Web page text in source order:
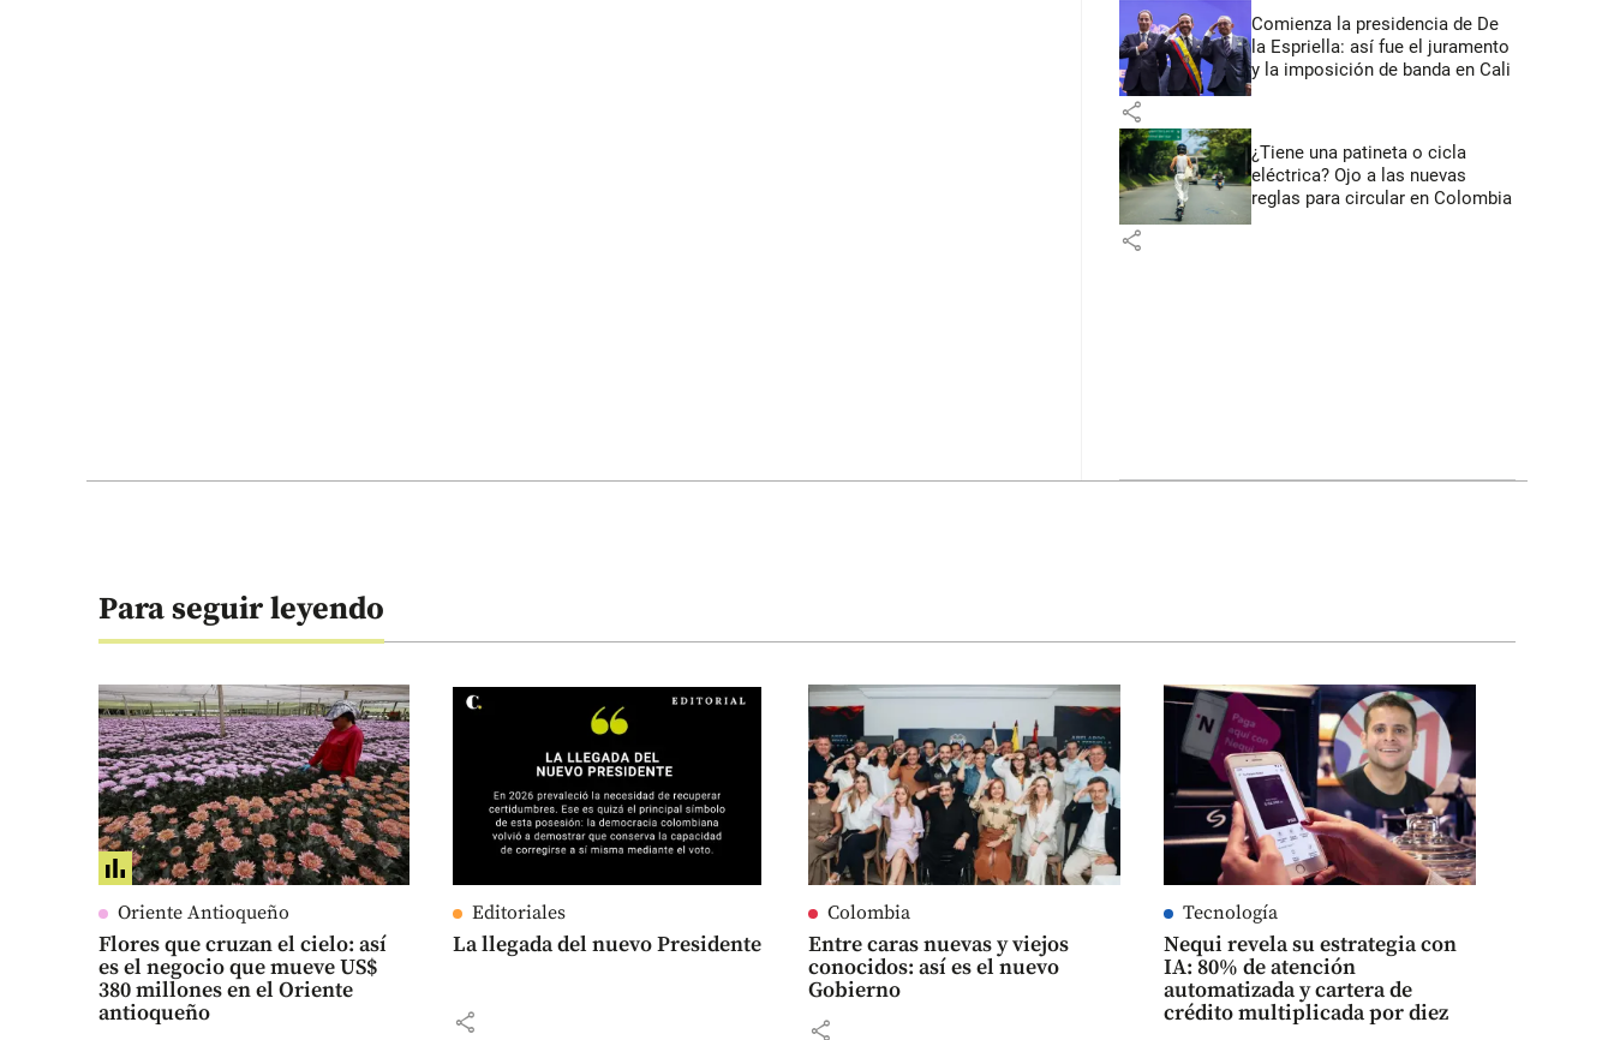
Comienza la presidencia de De
la Espriella: así fue el juramento
y la imposición de banda en Cali
share
¿Tiene una patineta o cicla
eléctrica? Ojo a las nuevas
reglas para circular en Colombia
share
Para seguir leyendo
Oriente Antioqueño
Flores que cruzan el cielo: así
es el negocio que mueve US$
380 millones en el Oriente
antioqueño
Editoriales
La llegada del nuevo Presidente
share
Colombia
Entre caras nuevas y viejos
conocidos: así es el nuevo
Gobierno
share
Tecnología
Nequi revela su estrategia con
IA: 80% de atención
automatizada y cartera de
crédito multiplicada por diez